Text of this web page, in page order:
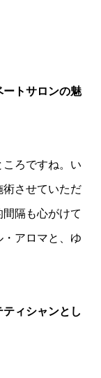
トサロンの魅
ろですね。い
術させていただ
隔も心がけて
アロマと、ゆ
ィシャンとし